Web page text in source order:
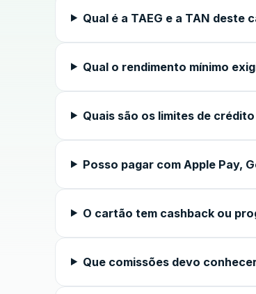
Qual é a TAEG e a TAN deste
Qual o rendimento mínimo
Quais são os limites de
Posso pagar com Apple Pay,
O cartão tem cashback ou
Que comissões devo